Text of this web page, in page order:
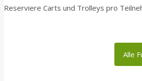
Reserviere Carts und Trolleys pro
Alle